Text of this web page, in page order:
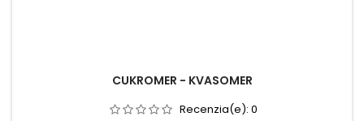
CUKROMER - KVASOMER
Recenzia(e): 0